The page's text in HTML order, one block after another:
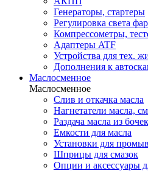
Генераторы, стартеры
Регулировка света фар
Компрессометры,
Адаптеры ATF
Устройства для тех.
Дополнения к
Маслосменное
Маслосменное
Слив и откачка масла
Нагнетатели масла,
Раздача масла из бочек
Емкости для масла
Установки для
Шприцы для смазок
Опции и аксессуары